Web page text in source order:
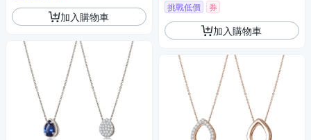
加入購物車
挑戰低價 券
加入購物車